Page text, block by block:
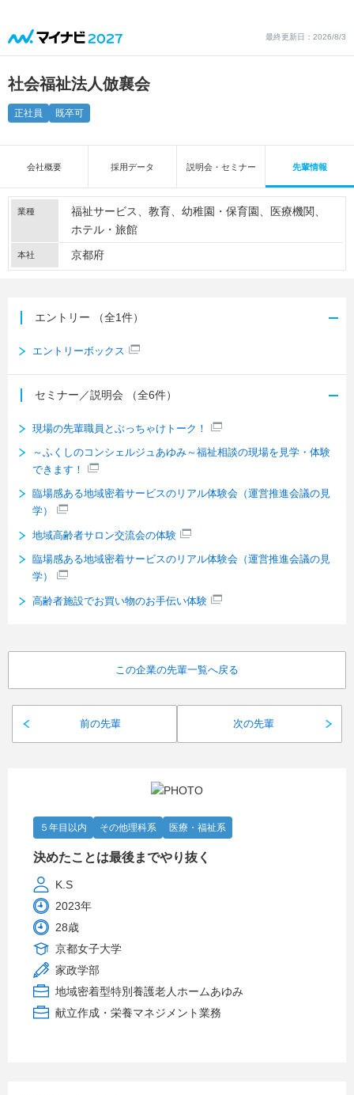
最終更新日：2026/8/3
社会福祉法人倣襄会
正社員 既卒可
会社概要 採用データ 説明会・セミナー 先輩情報
業種 福祉サービス 教育 幼稚園・保育園
医療機関
ホテル・旅館
本社 京都府
エントリー （全1件）
エントリーボックス
セミナー／説明会 （全6件）
現場の先輩職員とぶっちゃけトーク！
～ふくしのコンシェルジュあゆみ～福祉相談の現場を見学・体験
できます！
臨場感ある地域密着サービスのリアル体験会（運営推進会議の見
学）
地域高齢者サロン交流会の体験
臨場感ある地域密着サービスのリアル体験会（運営推進会議の見
学）
高齢者施設でお買い物のお手伝い体験
前の先輩
この企業の先輩一覧へ戻る
次の先輩
５年目以内 その他理科系 医療・福祉系
決めたことは最後までやり抜く
K.S
2023年
28歳
京都女子大学
家政学部
地域密着型特別養護老人ホームあゆみ
献立作成・栄養マネジメント業務